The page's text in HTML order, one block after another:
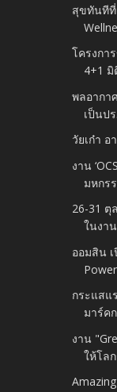
สุขทันทีที่
โครงกา
4+1 มิ
พลอากา
เป็นปร
วัยเก๋า อ
งาน
มหกรร
26-31 ตุ
ในงาน
ออมสิน
กระแสแ
มาร์ค
งาน
ให้โล